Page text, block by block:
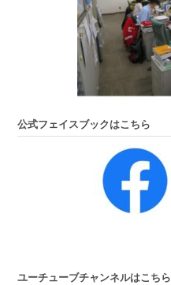
公式フェイスブックはこちら
ユーチューブチャンネルはこちら